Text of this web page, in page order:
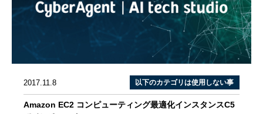
2017.11.8 以下のカテゴリは使用しない事
Amazon EC2 コンピューティング最適化インスタンスC5